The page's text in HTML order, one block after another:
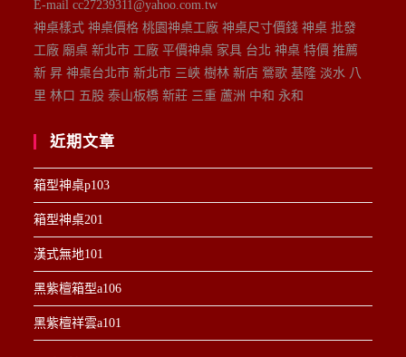
E-mail cc27239311@yahoo.com.tw
神桌樣式 神桌價格 桃園神桌工廠 神桌尺寸價錢 神桌 批發
工廠 廟桌 新北市 工廠 平價神桌 家具 台北 神桌 特價 推薦
新 昇 神桌台北市 新北市 三峽 樹林 新店 鶯歌 基隆 淡水 八
里 林口 五股 泰山板橋 新莊 三重 蘆洲 中和 永和
近期文章
箱型神桌p103
箱型神桌201
漢式無地101
黑紫檀箱型a106
黑紫檀祥雲a101